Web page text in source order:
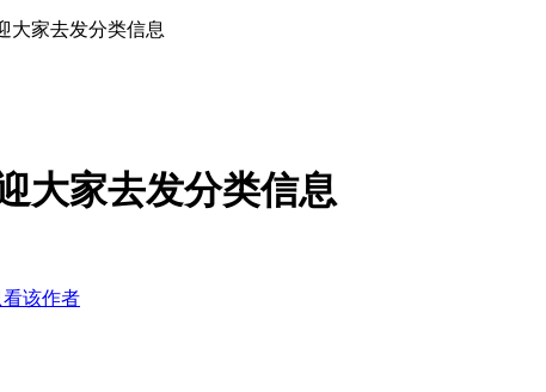
大家去发分类信息
大家去发分类信息
看该作者